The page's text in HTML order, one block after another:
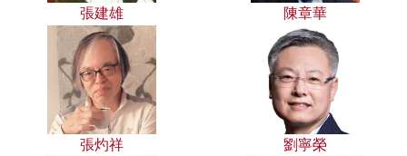
張建雄 陳章華
張灼祥 劉寧榮